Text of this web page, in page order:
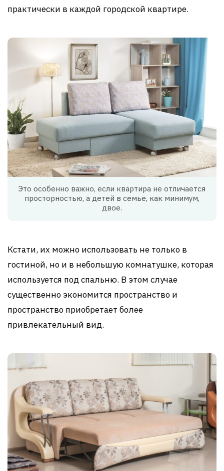
практически в каждой городской квартире.
Это особенно важно, если квартира не отличается
просторностью, а детей в семье, как минимум,
двое.
Кстати, их можно использовать не только в
гостиной, но и в небольшую комнатушке, которая
используется под спальню. В этом случае
существенно экономится пространство и
пространство приобретает более
привлекательный вид.